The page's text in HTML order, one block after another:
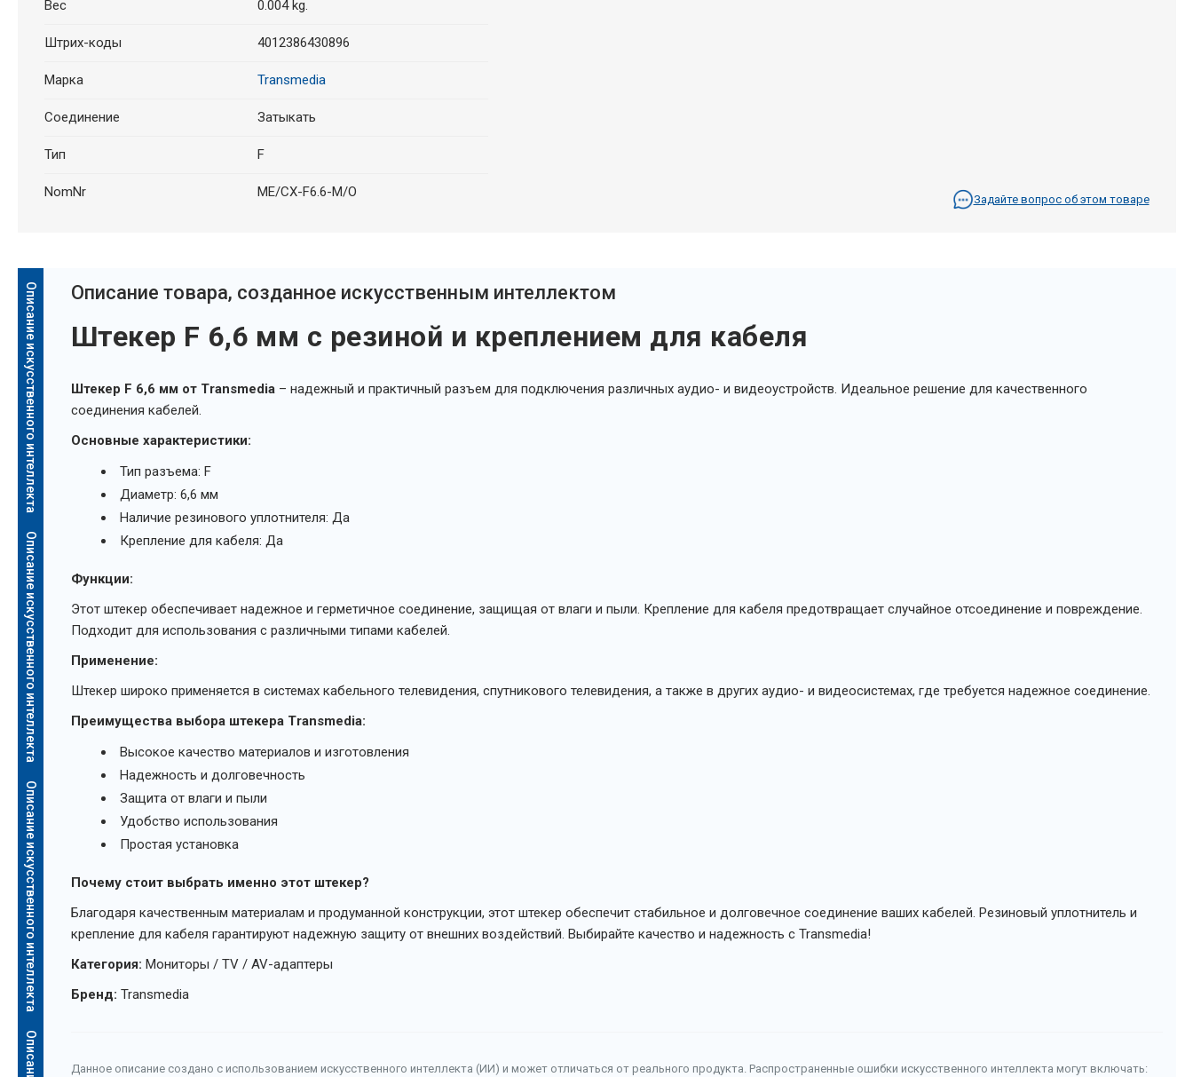
Вес 0.004 kg.
Штрих-коды 4012386430896
Марка Transmedia
Cоединение Затыкать
Тип F
NomNr ME/CX-F6.6-M/O Задайте вопрос об этом товаре
Описание искусственного интеллекта
Описание искусственного интеллекта
Описание искусственного интеллекта
Oписание товара, созданное искусственным интеллектом
Штекер F 6,6 мм с резиной и креплением для кабеля
Штекер F 6,6 мм от Transmedia– надежный и практичный разъем для подключения различных аудио- и видеоустройств. Идеальное решение для качественного
соединения кабелей.
Основные характеристики:
Тип разъема: F
Диаметр: 6,6 мм
Наличие резинового уплотнителя: Да
Крепление для кабеля: Да
Функции:
Этот штекер обеспечивает надежное и герметичное соединение, защищая от влаги и пыли. Крепление для кабеля предотвращает случайное отсоединение и повреждение.
Подходит для использования с различными типами кабелей.
Применение:
Штекер широко применяется в системах кабельного телевидения, спутникового телевидения, а также в других аудио- и видеосистемах, где требуется надежное соединение.
Преимущества выбора штекера Transmedia:
Высокое качество материалов и изготовления
Надежность и долговечность
Защита от влаги и пыли
Удобство использования
Простая установка
Почему стоит выбрать именно этот штекер?
Благодаря качественным материалам и продуманной конструкции, этот штекер обеспечит стабильное и долговечное соединение ваших кабелей. Резиновый уплотнитель и
крепление для кабеля гарантируют надежную защиту от внешних воздействий. Выбирайте качество и надежность с Transmedia!
Категория: Мониторы / TV / AV-адаптеры
Бренд: Transmedia
Данное описание создано с использованием искусственного интеллекта (ИИ) и может отличаться от реального продукта. Распространенные ошибки искусственного интеллекта могут включать: